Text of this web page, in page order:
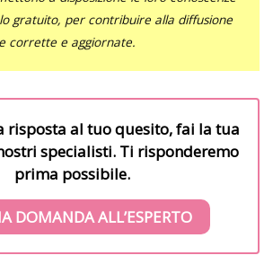
gratuito, per contribuire alla diffusione
corrette e aggiornate.
risposta al tuo quesito, fai la tua
specialisti. Ti risponderemo
prima possibile.
DOMANDA ALL’ESPERTO